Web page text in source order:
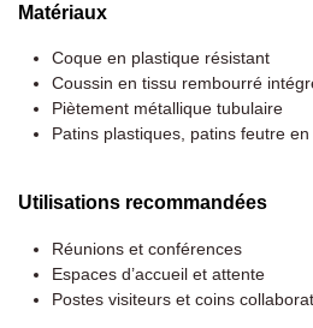
Matériaux
Coque en plastique résistant
Coussin en tissu rembourré
Piètement métallique tubulaire
Patins plastiques, patins feutre en
Utilisations recommandées
Réunions et conférences
Espaces d’accueil et attente
Postes visiteurs et coins